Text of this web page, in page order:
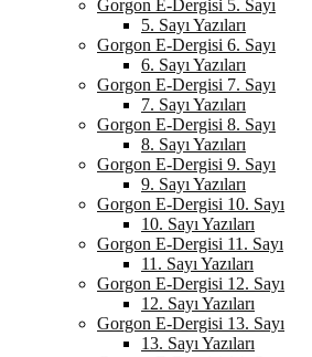
Gorgon E-Dergisi 5. Sayı
5. Sayı Yazıları
Gorgon E-Dergisi 6. Sayı
6. Sayı Yazıları
Gorgon E-Dergisi 7. Sayı
7. Sayı Yazıları
Gorgon E-Dergisi 8. Sayı
8. Sayı Yazıları
Gorgon E-Dergisi 9. Sayı
9. Sayı Yazıları
Gorgon E-Dergisi 10. Sayı
10. Sayı Yazıları
Gorgon E-Dergisi 11. Sayı
11. Sayı Yazıları
Gorgon E-Dergisi 12. Sayı
12. Sayı Yazıları
Gorgon E-Dergisi 13. Sayı
13. Sayı Yazıları